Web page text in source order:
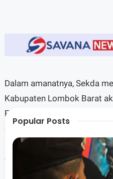
Dalam amanatnya, Sekda
Kabupaten Lombok Barat
Festival Olahraga Rekreasi
digelar mulai 6 Juli hingga 1
Barat akan menjadi tuan
olahraga. Venue utama
Lapangan Kantor Bupati,"
Popular Posts